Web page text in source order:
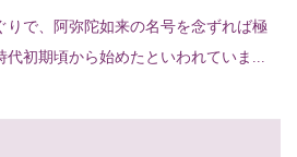
りで、阿弥陀如来の名号を念ずれば極
初期頃から始めたといわれていま...